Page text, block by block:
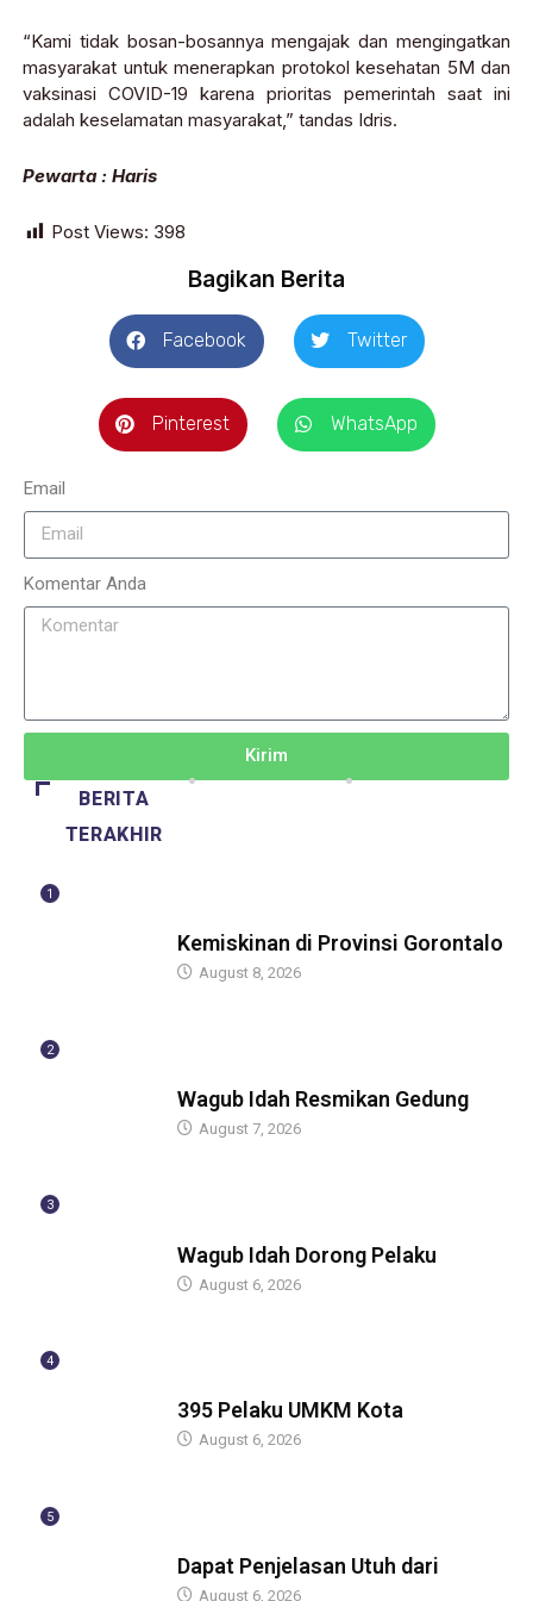
“Kami tidak bosan-bosannya mengajak dan mengingatkan
masyarakat untuk menerapkan protokol kesehatan 5M dan
vaksinasi COVID-19 karena prioritas pemerintah saat ini
adalah keselamatan masyarakat,” tandas Idris.
Pewarta : Haris
Post Views: 398
Bagikan Berita
Facebook Twitter
Pinterest WhatsApp
Email
Komentar Anda
Kirim
BERITA
TERAKHIR
1
Kemiskinan di Provinsi Gorontalo
August 8, 2026
2
Wagub Idah Resmikan Gedung
August 7, 2026
3
Wagub Idah Dorong Pelaku
August 6, 2026
4
395 Pelaku UMKM Kota
August 6, 2026
5
Dapat Penjelasan Utuh dari
August 6, 2026